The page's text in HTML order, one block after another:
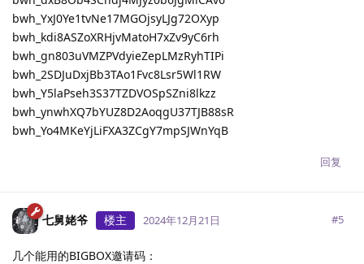
bwh_YxJ0Ye1tvNe17MGOjsyLJg72OXyp
bwh_kdi8ASZoXRHjvMatoH7xZv9yC6rh
bwh_gn803uVMZPVdyieZepLMzRyhTIPi
bwh_2SDJuDxjBb3TAo1Fvc8Lsr5Wl1RW
bwh_Y5laPseh3S37TZDVOSpSZni8lkzz
bwh_ynwhXQ7bYUZ8D2AoqgU37TJB88sR
bwh_Yo4MKeYjLiFXA3ZCgY7mpSJWnYqB
回复
七舅姥爷 楼主 2024年12月21日 #5
几个能用的BIGBOX邀请码：